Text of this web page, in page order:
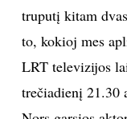
NAMAI
RECEPTAI
truputį kitam
to, kokioj mes
LRT televizijos
trečiadienį 21.30